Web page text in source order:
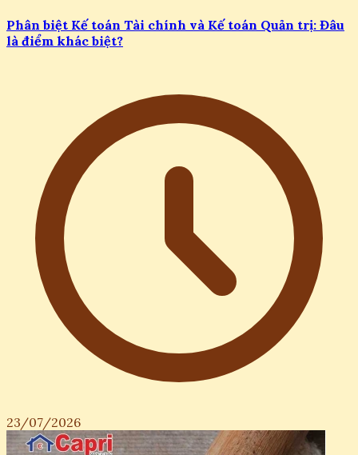
Phân biệt Kế toán Tài chính và Kế toán Quản trị: Đâu
là điểm khác biệt?
23/07/2026